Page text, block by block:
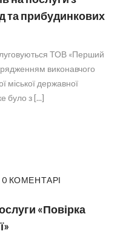
та прибудинкових
ТОВ «Перший
виконавчого
міської державної
було з [...]
0 КОМЕНТАРІ
«Повірка